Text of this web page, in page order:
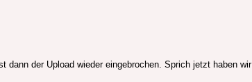
der Upload wieder eingebrochen. Sprich jetzt haben wir